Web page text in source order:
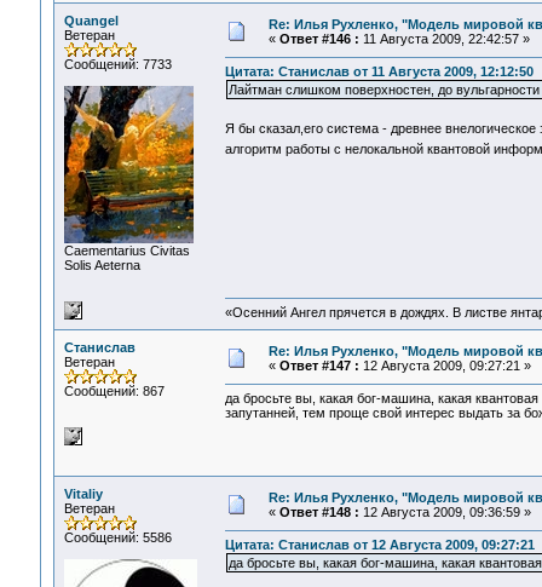
Quangel
Ветеран
Сообщений: 7733
Сaementarius Civitas
Solis Aeterna
Re: Илья Рухленко, "Модель мировой
« Ответ #146 : 11 Августа 2009, 22:42:57 »
Цитата: Станислав от 11 Августа 2009, 12:12:50
Лайтман слишком поверхностен, до
Я бы сказал,его система - древнее
алгоритм работы с нелокальной квантовой
«Осенний Ангел прячется в дождях. В листве
Станислав
Ветеран
Сообщений: 867
Re: Илья Рухленко, "Модель мировой
« Ответ #147 : 12 Августа 2009, 09:27:21 »
да бросьте вы, какая бог-машина, какая
запутанней, тем проще свой интерес выдать за
Vitaliy
Ветеран
Сообщений: 5586
Re: Илья Рухленко, "Модель мировой
« Ответ #148 : 12 Августа 2009, 09:36:59 »
Цитата: Станислав от 12 Августа 2009, 09:27:21
да бросьте вы, какая бог-машина, какая